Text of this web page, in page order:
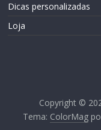
Dicas personalizadas
Loja
Copyright ©
Tema: ColorMag